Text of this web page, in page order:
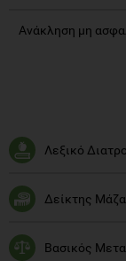
Ανάκληση μη
Λεξικό
Δείκτης
Βασικός